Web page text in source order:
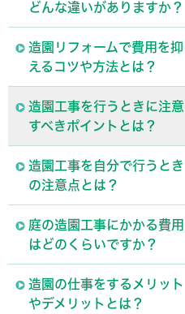
どんな違いがありますか？
造園リフォームで費用を抑
えるコツや方法とは？
造園工事を行うときに注意
すべきポイントとは？
造園工事を自分で行うとき
の注意点とは？
庭の造園工事にかかる費用
はどのくらいですか？
造園の仕事をするメリット
やデメリットとは？